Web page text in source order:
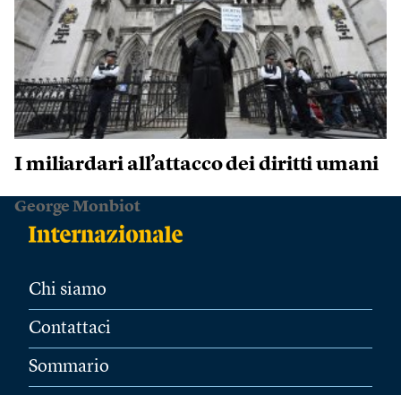
I miliardari all’attacco dei diritti umani
George Monbiot
Chi siamo
Contattaci
Sommario